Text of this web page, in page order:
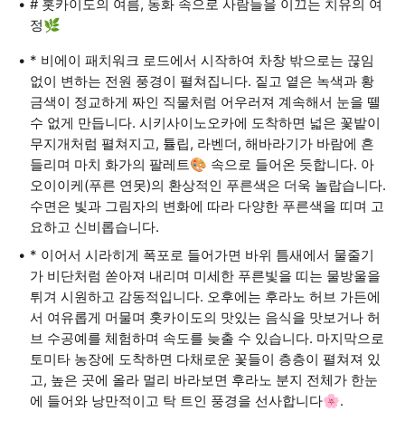
# 홋카이도의 여름, 동화 속으로 사람들을 이끄는 치유의 여
정🌿
* 비에이 패치워크 로드에서 시작하여 차창 밖으로는 끊임
없이 변하는 전원 풍경이 펼쳐집니다. 짙고 옅은 녹색과 황
금색이 정교하게 짜인 직물처럼 어우러져 계속해서 눈을 뗄
수 없게 만듭니다. 시키사이노오카에 도착하면 넓은 꽃밭이
무지개처럼 펼쳐지고, 튤립, 라벤더, 해바라기가 바람에 흔
들리며 마치 화가의 팔레트🎨 속으로 들어온 듯합니다. 아
오이이케(푸른 연못)의 환상적인 푸른색은 더욱 놀랍습니다.
수면은 빛과 그림자의 변화에 따라 다양한 푸른색을 띠며 고
요하고 신비롭습니다.
* 이어서 시라히게 폭포로 들어가면 바위 틈새에서 물줄기
가 비단처럼 쏟아져 내리며 미세한 푸른빛을 띠는 물방울을
튀겨 시원하고 감동적입니다. 오후에는 후라노 허브 가든에
서 여유롭게 머물며 홋카이도의 맛있는 음식을 맛보거나 허
브 수공예를 체험하며 속도를 늦출 수 있습니다. 마지막으로
토미타 농장에 도착하면 다채로운 꽃들이 층층이 펼쳐져 있
고, 높은 곳에 올라 멀리 바라보면 후라노 분지 전체가 한눈
에 들어와 낭만적이고 탁 트인 풍경을 선사합니다🌸.